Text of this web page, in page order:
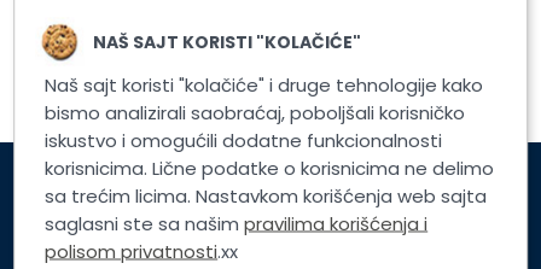
Registrujte nalog
Korisnički servis
NAŠ SAJT KORISTI "KOLAČIĆE"
Naš sajt koristi "kolačiće" i druge tehnologije kako
bismo analizirali saobraćaj, poboljšali korisničko
iskustvo i omogućili dodatne funkcionalnosti
korisnicima. Lične podatke o korisnicima ne delimo
sa trećim licima. Nastavkom korišćenja web sajta
saglasni ste sa našimpravilima korišćenja i
polisom privatnosti.xx